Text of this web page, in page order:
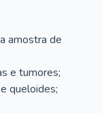
amostra de
e tumores;
queloides;